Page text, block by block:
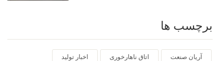
برچسب ها
آریان صنعت اتاق ناهارخوری اخبار تولید